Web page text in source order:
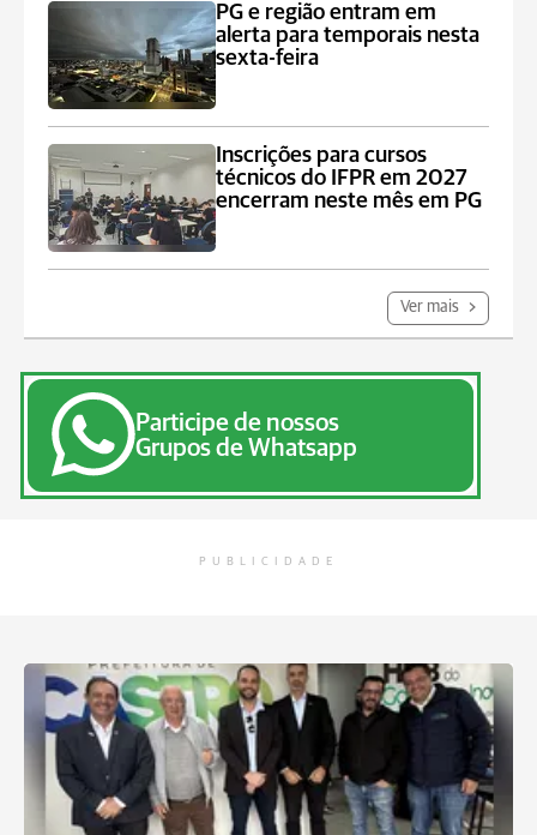
PG e região entram em
alerta para temporais nesta
sexta-feira
Inscrições para cursos
técnicos do IFPR em 2027
encerram neste mês em PG
Ver mais
Participe de nossos
Grupos de Whatsapp
PUBLICIDADE